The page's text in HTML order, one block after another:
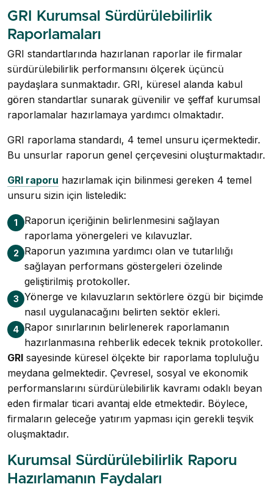
GRI Kurumsal Sürdürülebilirlik
Raporlamaları
GRI standartlarında hazırlanan raporlar ile firmalar
sürdürülebilirlik performansını ölçerek üçüncü
paydaşlara sunmaktadır. GRI, küresel alanda kabul
gören standartlar sunarak güvenilir ve şeffaf kurumsal
raporlamalar hazırlamaya yardımcı olmaktadır.
GRI raporlama standardı, 4 temel unsuru içermektedir.
Bu unsurlar raporun genel çerçevesini oluşturmaktadır.
GRI raporu hazırlamak için bilinmesi gereken 4 temel
unsuru sizin için listeledik:
1
Raporun içeriğinin belirlenmesini sağlayan
raporlama yönergeleri ve kılavuzlar.
2
Raporun yazımına yardımcı olan ve tutarlılığı
sağlayan performans göstergeleri özelinde
geliştirilmiş protokoller.
3 Yönerge ve kılavuzların sektörlere özgü bir biçimde
nasıl uygulanacağını belirten sektör ekleri.
4 Rapor sınırlarının belirlenerek raporlamanın
hazırlanmasına rehberlik edecek teknik protokoller.
GRI sayesinde küresel ölçekte bir raporlama topluluğu
meydana gelmektedir. Çevresel, sosyal ve ekonomik
performanslarını sürdürülebilirlik kavramı odaklı beyan
eden firmalar ticari avantaj elde etmektedir. Böylece,
firmaların geleceğe yatırım yapması için gerekli teşvik
oluşmaktadır.
Kurumsal Sürdürülebilirlik Raporu
Hazırlamanın Faydaları